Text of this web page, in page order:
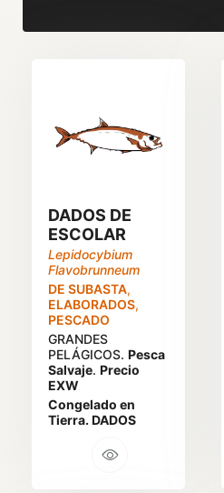
DADOS DE
ESCOLAR
Lepidocybium
Flavobrunneum
DE SUBASTA,
ELABORADOS,
PESCADO
GRANDES
PELÁGICOS. Pesca
Salvaje. Precio
EXW
Congelado en
Tierra. DADOS